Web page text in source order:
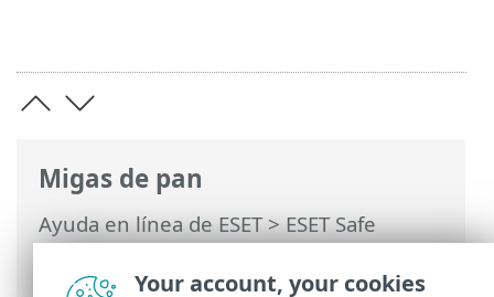
Migas de pan
Ayuda en línea de ESET>ESET Safe
Server>Trabajar con ESET Safe Server>
Configuración avanzada> Solución de
Your account, your cookies